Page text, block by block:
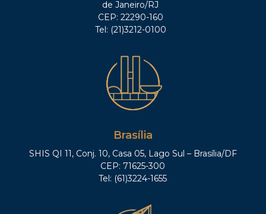
de Janeiro/RJ
CEP: 22290-160
Tel: (21)3212-0100
Brasília
SHIS QI 11, Conj. 10, Casa 05, Lago Sul – Brasília/DF
CEP: 71625-300
Tel: (61)3224-1655